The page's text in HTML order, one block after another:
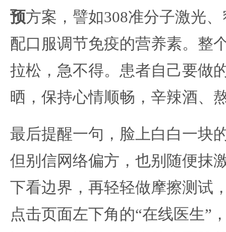
预方案，譬如308准分子激光
配口服调节免疫的营养素。整
拉松，急不得。患者自己要做
晒，保持心情顺畅，辛辣酒、
最后提醒一句，脸上白白一块
但别信网络偏方，也别随便抹
下看边界，再轻轻做摩擦测试
点击页面左下角的“在线医生”